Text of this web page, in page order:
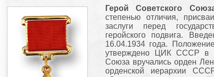
Герой Советского
степенью отличия,
заслуги перед
геройского подвига.
16.04.1934 года.
утверждено ЦИК СССР в
Союза вручались орден
орденской иерархии